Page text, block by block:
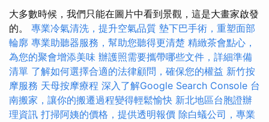
大多數時候，我們只能在圖片中看到景觀，這是大畫家啟發
的。 專業冷氣清洗，提升空氣品質 墊下巴手術，重塑面部
輪廓 專業助聽器服務，幫助您聽得更清楚 精緻茶會點心，
為您的聚會增添美味 辦護照需要攜帶哪些文件，詳細準備
清單 了解如何選擇合適的法律顧問，確保您的權益 新竹按
摩服務 天母按摩療程 深入了解Google Search Console 台
南搬家，讓你的搬遷過程變得輕鬆愉快 新北地區台胞證辦
理資訊 打掃阿姨的價格，提供透明報價 除白蟻公司，專業